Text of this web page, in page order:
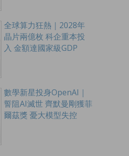
全球算力狂熱｜2028年
晶片兩億枚 科企重本投
入 金額達國家級GDP
數學新星投身OpenAI｜
誓阻AI滅世 齊默曼剛獲菲
爾茲獎 憂大模型失控